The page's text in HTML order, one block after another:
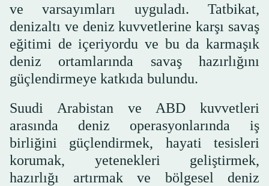
ve varsayımları uyguladı. Tatbikat,
denizaltı ve deniz kuvvetlerine karşı savaş
eğitimi de içeriyordu ve bu da karmaşık
deniz ortamlarında savaş hazırlığını
güçlendirmeye katkıda bulundu.
Suudi Arabistan ve ABD kuvvetleri
arasında deniz operasyonlarında iş
birliğini güçlendirmek, hayati tesisleri
korumak, yetenekleri geliştirmek,
hazırlığı artırmak ve bölgesel deniz